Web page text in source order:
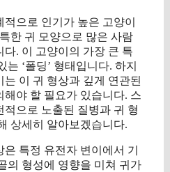
으로 인기가 높은 고양이
한 귀 모양으로 많은 사람
. 이 고양이의 가장 큰 특
‘폴딩’ 형태입니다. 하지
이 귀 형상과 깊게 연관된
해야 할 필요가 있습니다. 스
적으로 노출된 질병과 귀 형
상세히 알아보겠습니다.
특정 유전자 변이에서 기
의 형성에 영향을 미쳐 귀가